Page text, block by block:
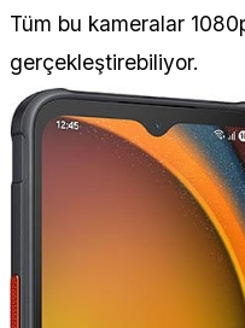
Tüm bu kameralar
gerçekleştirebiliyor.